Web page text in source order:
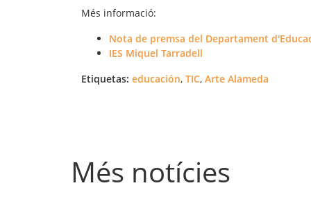
Més informació:
Nota de premsa del Departament
IES Miquel Tarradell
Etiquetas: educación, TIC, Arte Alameda
Més notícies